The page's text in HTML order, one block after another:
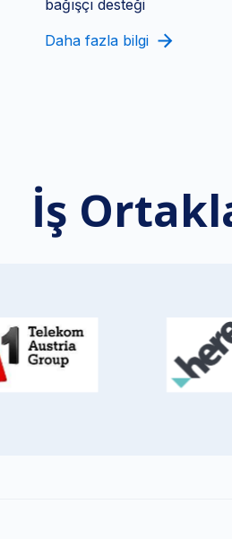
bağışçı desteği
Daha fazla bilgi
İş